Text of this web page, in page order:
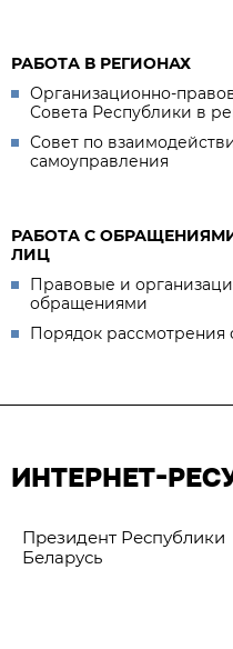
РАБОТА В РЕГИОНАХ
Организационно-
Совета Республики в
Совет по
самоуправления
РАБОТА С
ЛИЦ
Правовые и
обращениями
Порядок
ИНТЕРНЕТ-
Президент Республики
Беларусь